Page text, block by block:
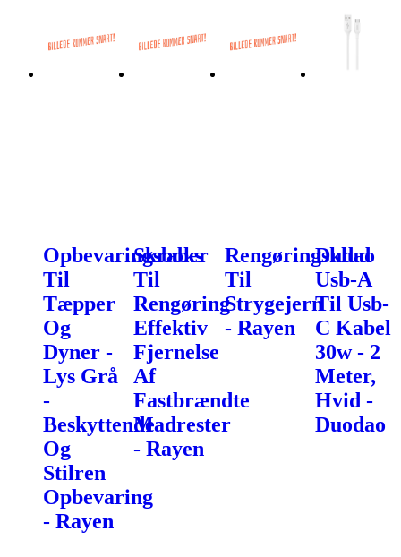
Opbevaringsboks
Til
Tæpper
Og
Dyner -
Lys Grå
-
Beskyttende
Og
Stilren
Opbevaring
- Rayen
Skraber
Til
Rengøring
Effektiv
Fjernelse
Af
Fastbrændte
Madrester
- Rayen
Rengøringsklud
Til
Strygejern
- Rayen
Dudao
Usb-A
Til Usb-
C Kabel
30w - 2
Meter,
Hvid -
Duodao